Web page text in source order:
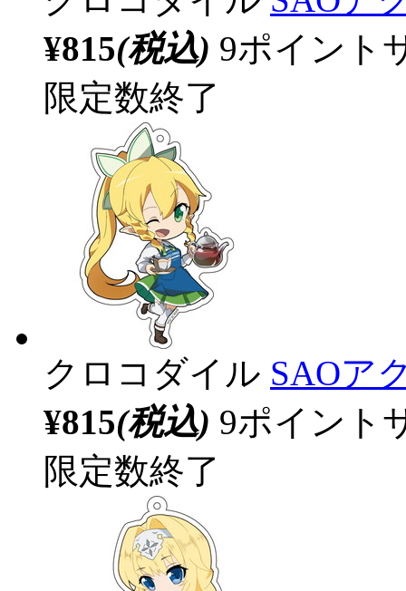
¥815(税込) 9ポイント
限定数終了
クロコダイル SAOア
¥815(税込) 9ポイント
限定数終了